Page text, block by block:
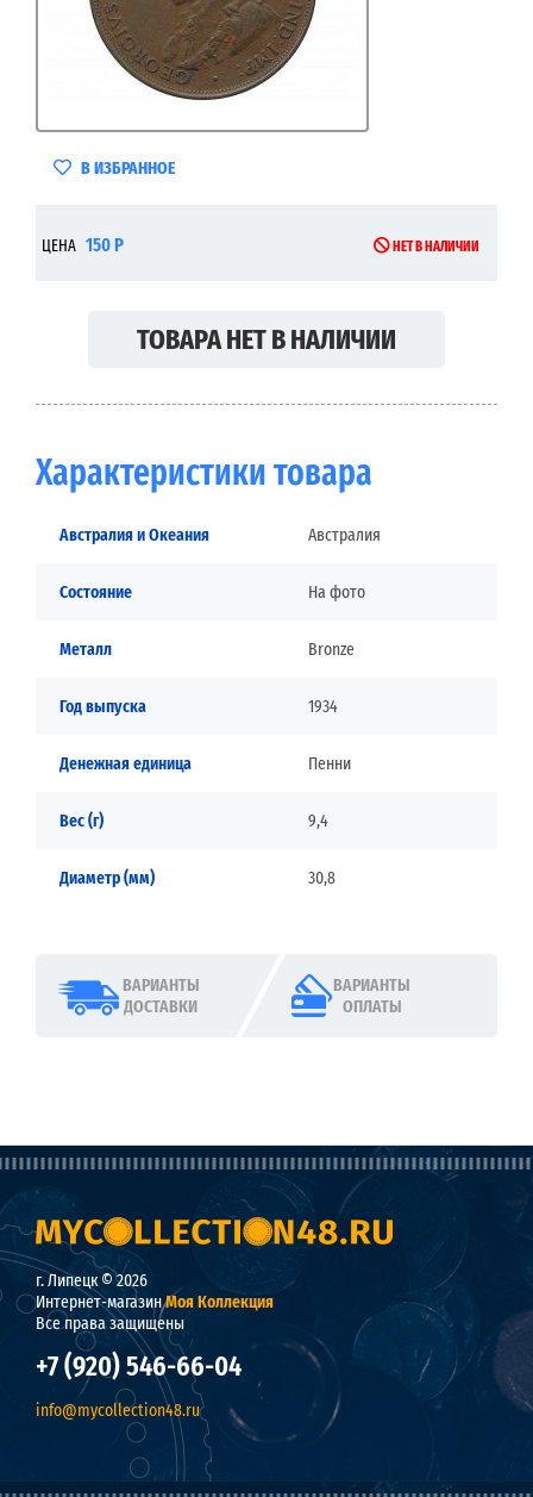
В ИЗБРАННОЕ
ЦЕНА 150 Р НЕТ В НАЛИЧИИ
ТОВАРА НЕТ В НАЛИЧИИ
Характеристики товара
Австралия и Океания Австралия
Состояние На фото
Металл Bronze
Год выпуска 1934
Денежная единица Пенни
Вес (г) 9,4
Диаметр (мм) 30,8
ВАРИАНТЫ
ДОСТАВКИ
ВАРИАНТЫ
ОПЛАТЫ
г. Липецк © 2026
Интернет-магазинМоя Коллекция
Все права защищены
+7 (920) 546-66-04
info@mycollection48.ru